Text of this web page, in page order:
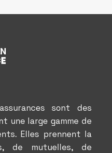
sont des
une large gamme de
Elles prennent la
de mutuelles, de